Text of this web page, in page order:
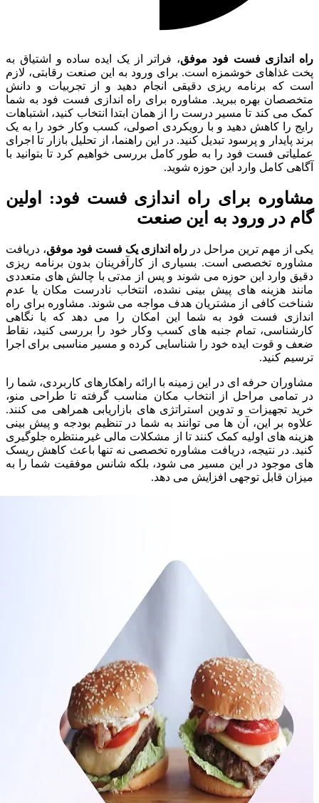
راه اندازی فست فود موفق، فراتر از یک ایده ساده و اشتیاق به
پخت غذاهای خوشمزه است. برای ورود به این صنعت رقابتی، لازم
است که برنامه ریزی دقیقی انجام دهید و از تجربیات و دانش
متخصصان بهره ببرید. مشاوره برای راه اندازی فست فود به شما
کمک می کند تا مسیر درست را از همان ابتدا انتخاب کنید، اشتباهات
رایج را کاهش دهید و با رویکردی اصولی، کسب وکار خود را به یک
برند پایدار و پرسود تبدیل کنید. در این راهنما، از تحلیل بازار تا اجرای
عملیاتی فست فود را به طور کامل بررسی خواهیم کرد تا بتوانید با
آگاهی کامل وارد این حوزه شوید.
مشاوره برای راه اندازی فست فود: اولین
گام در ورود به این صنعت
یکی از مهم ترین مراحل در راه اندازی یک فست فود موفق، دریافت
مشاوره تخصصی است. بسیاری از کارآفرینان بدون برنامه ریزی
دقیق وارد این حوزه می شوند و پس از مدتی با چالش های متعددی
مانند هزینه های پیش بینی نشده، انتخاب نادرست مکان یا عدم
شناخت کافی از مشتریان هدف مواجه می شوند. مشاوره برای راه
اندازی فست فود به شما این امکان را می دهد که با نگاهی
کارشناسی، تمام جنبه های کسب وکار خود را بررسی کنید، نقاط
ضعف و قوت ایده خود را شناسایی کرده و مسیر مناسبی برای اجرا
ترسیم کنید.
مشاوران حرفه ای در این زمینه با ارائه راهکارهای کاربردی، شما را
در تمامی مراحل از انتخاب مکان مناسب گرفته تا طراحی منو،
خرید تجهیزات و تدوین استراتژی های بازاریابی همراهی می کنند.
علاوه بر این، آن ها می توانند به شما در تنظیم بودجه و پیش بینی
هزینه های اولیه کمک کنند تا از مشکلات مالی غیرمنتظره جلوگیری
کنید. در نتیجه، دریافت مشاوره تخصصی نه تنها باعث کاهش ریسک
های موجود در این مسیر می شود، بلکه شانس موفقیت شما را به
میزان قابل توجهی افزایش می دهد.